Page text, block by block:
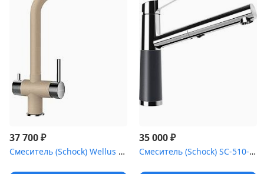
37 700₽
Смеситель (Schock) Wellus New, Cristalite лунный камень
35 000₽
Смеситель (Schock) SC-510-D , Cristalite хром/оникс